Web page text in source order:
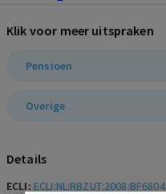
Klik voor meer uitspraken
Pensioen
Overige
Details
ECLI: ECLI:NL:RBZUT:2008:BF6804